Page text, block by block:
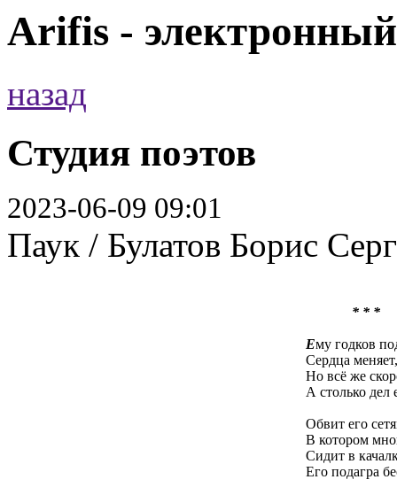
Arifis -
назад
Студия поэтов
2023-06-09 09:01
Паук / Булатов Борис
* * *
Ему годков
Сердца
Но всё же
А столько дел
Обвит его
В котором
Сидит в
Его подагра